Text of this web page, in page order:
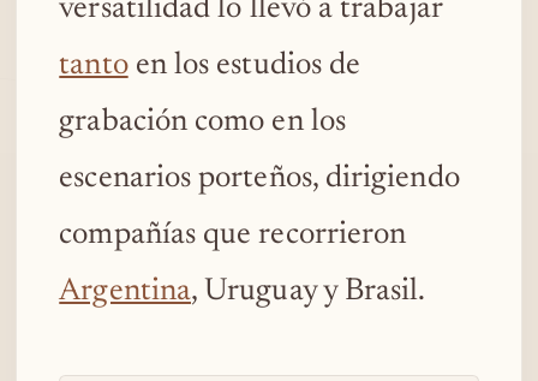
versatilidad lo llevó a trabajar
tantoen los estudios de
grabación como en los
escenarios porteños, dirigiendo
compañías que recorrieron
Argentina, Uruguay y Brasil.